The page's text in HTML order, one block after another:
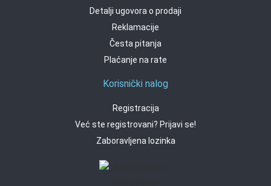
Detalji ugovora o prodaji
Reklamacije
Česta pitanja
Plaćanje na rate
Korisnički nalog
Registracija
Već ste registrovani? Prijavi se!
Zaboravljena lozinka